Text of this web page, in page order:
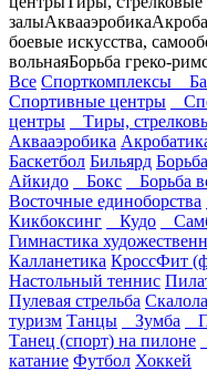
залыАквааэробика
боевые искусства,
вольнаяБорьба греко-
Все Спорткомплексы
Спортивные центры
центры
Тиры,
Аквааэробика
Баскетбол Бильярд
Айкидо
Бокс Борьба
Восточные единоборства
Кикбоксинг
Кудо
Гимнастика
Калланетика КроссФит
Настольный теннис
Пулевая стрельба
туризм Танцы Зумба
Танец (спорт) на пилоне
катание Футбол Хоккей